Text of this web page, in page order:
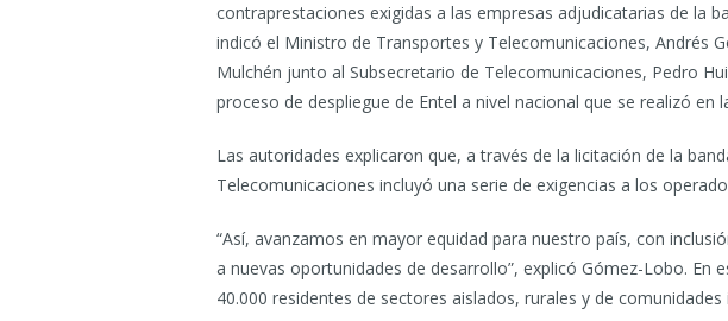
contraprestaciones exigidas a las empresas adjudicatarias de la
indicó el Ministro de Transportes y Telecomunicaciones, Andrés
Mulchén junto al Subsecretario de Telecomunicaciones, Pedro
proceso de despliegue de Entel a nivel nacional que se realizó en
Las autoridades explicaron que, a través de la licitación de la
Telecomunicaciones incluyó una serie de exigencias a los
“Así, avanzamos en mayor equidad para nuestro país, con
a nuevas oportunidades de desarrollo”, explicó Gómez-Lobo. En
40.000 residentes de sectores aislados, rurales y de